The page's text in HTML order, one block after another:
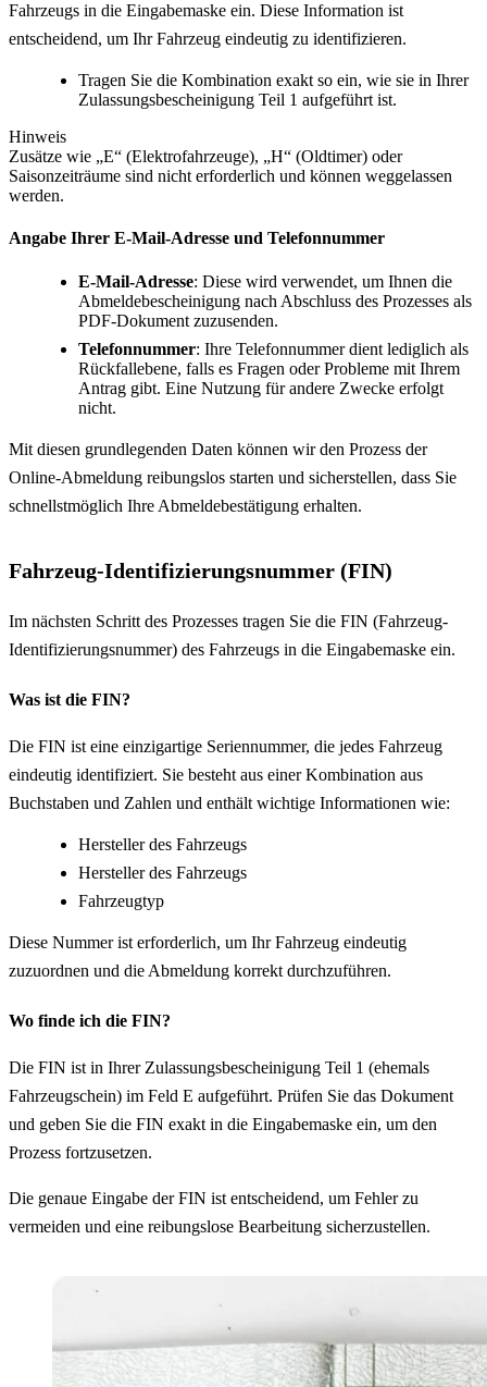
Fahrzeugs in die Eingabemaske ein. Diese Information ist
entscheidend, um Ihr Fahrzeug eindeutig zu identifizieren.
Tragen Sie die Kombination exakt so ein, wie sie in Ihrer
Zulassungsbescheinigung Teil 1 aufgeführt ist.
Hinweis
Zusätze wie „E“ (Elektrofahrzeuge), „H“ (Oldtimer) oder
Saisonzeiträume sind nicht erforderlich und können weggelassen
werden.
Angabe Ihrer E-Mail-Adresse und Telefonnummer
E-Mail-Adresse: Diese wird verwendet, um Ihnen die
Abmeldebescheinigung nach Abschluss des Prozesses als
PDF-Dokument zuzusenden.
Telefonnummer: Ihre Telefonnummer dient lediglich als
Rückfallebene, falls es Fragen oder Probleme mit Ihrem
Antrag gibt. Eine Nutzung für andere Zwecke erfolgt
nicht.
Mit diesen grundlegenden Daten können wir den Prozess der
Online-Abmeldung reibungslos starten und sicherstellen, dass Sie
schnellstmöglich Ihre Abmeldebestätigung erhalten.
Fahrzeug-Identifizierungsnummer (FIN)
Im nächsten Schritt des Prozesses tragen Sie die FIN (Fahrzeug-
Identifizierungsnummer) des Fahrzeugs in die Eingabemaske ein.
Was ist die FIN?
Die FIN ist eine einzigartige Seriennummer, die jedes Fahrzeug
eindeutig identifiziert. Sie besteht aus einer Kombination aus
Buchstaben und Zahlen und enthält wichtige Informationen wie:
Hersteller des Fahrzeugs
Hersteller des Fahrzeugs
Fahrzeugtyp
Diese Nummer ist erforderlich, um Ihr Fahrzeug eindeutig
zuzuordnen und die Abmeldung korrekt durchzuführen.
Wo finde ich die FIN?
Die FIN ist in Ihrer Zulassungsbescheinigung Teil 1 (ehemals
Fahrzeugschein) im Feld E aufgeführt. Prüfen Sie das Dokument
und geben Sie die FIN exakt in die Eingabemaske ein, um den
Prozess fortzusetzen.
Die genaue Eingabe der FIN ist entscheidend, um Fehler zu
vermeiden und eine reibungslose Bearbeitung sicherzustellen.